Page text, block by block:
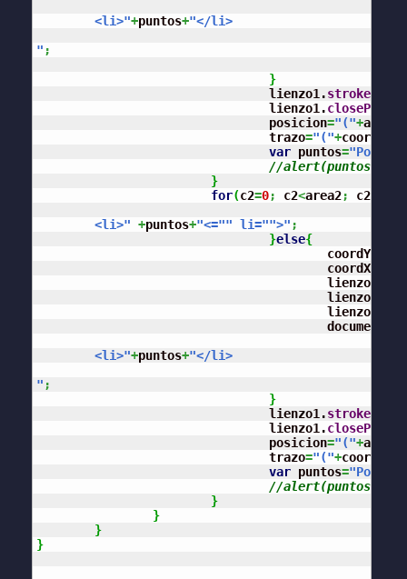
<li>"+puntos+"</li>
" ;
}
				lienzo1.
stroke
				lienzo1.
closePath
				posicion
="("+area
				trazo
="("+coordX
var puntos="Pos:"
//alert(puntos);
}
for(c2=0; c2<area2; c2
<li>" +puntos+"<="" li="">" ;
}else{
		 			coordY
					coordX
					lienzo1.
					lienzo1.
					lienzo1.
					document.
<li>"+puntos+"</li>
" ;
}
				lienzo1.
stroke
				lienzo1.
closePath
				posicion
="("+area
				trazo
="("+coordX
var puntos="Pos:"
//alert(puntos);
}
}
}
}